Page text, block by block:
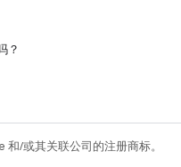
？
/或其关联公司的注册商标。